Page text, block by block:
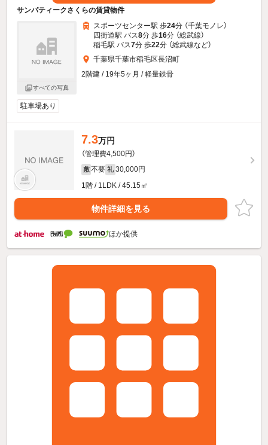
サンパティークさくらの賃貸物件
すべての写真
スポーツセンター駅 歩24分 （千葉モノレ）
四街道駅 バス8分 歩16分 （総武線）
稲毛駅 バス7分 歩22分 （総武線など）
千葉県千葉市稲毛区長沼町
2階建 / 19年5ヶ月 / 軽量鉄骨
駐車場あり
7.3万円
（管理費4,500円）
敷 不要 礼 30,000円
1階 / 1LDK / 45.15㎡
物件詳細を見る
ほか提供